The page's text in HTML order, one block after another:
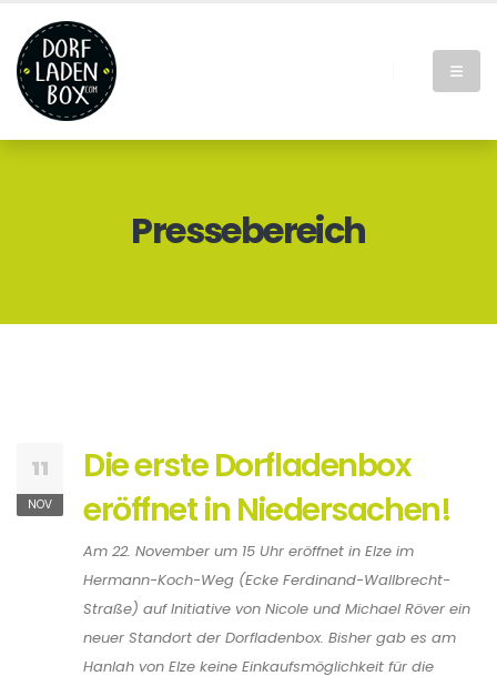
Pressebereich
11
NOV
Die erste Dorfladenbox
eröffnet in Niedersachen!
Am 22. November um 15 Uhr eröffnet in Elze im
Hermann-Koch-Weg (Ecke Ferdinand-Wallbrecht-
Straße) auf Initiative von Nicole und Michael Röver ein
neuer Standort der Dorfladenbox. Bisher gab es am
Hanlah von Elze keine Einkaufsmöglichkeit für die